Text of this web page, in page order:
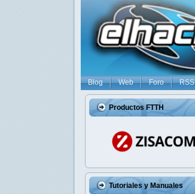
Blog Web Foro RSS
Productos FTTH
Tutoriales y Manuales